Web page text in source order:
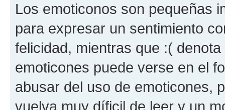
Los emoticonos son pequeñas
para expresar un sentimiento
felicidad, mientras que :(
emoticones puede verse en el
abusar del uso de emoticones,
vuelva muy díficil de leer y un